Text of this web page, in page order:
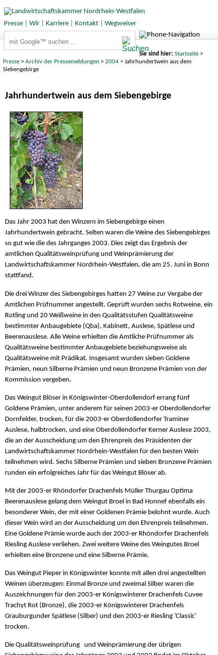
Presse| Wir| Karriere| Kontakt| Wegweiser
Sie sind hier: Startseite>
Presse >Archiv der Pressemeldungen > 2004 > Jahrhundertwein aus dem
Siebengebirge
Jahrhundertwein aus dem Siebengebirge
Das Jahr 2003 hat den Winzern im Siebengebirge einen
Jahrhundertwein gebracht. Selten waren die Weine des Siebengebirges
so gut wie die des Jahrganges 2003. Dies zeigt das Ergebnis der
amtlichen Qualitätsweinprüfung und Weinprämierung der
Landwirtschaftskammer Nordrhein-Westfalen, die am 25. Juni in Bonn
stattfand.
Die drei Winzer des Siebengebirges hatten 27 Weine zur Vergabe der
Amtlichen Prüfnummer angestellt. Geprüft wurden sechs Rotweine, ein
Rotling und 20 Weißweine in den Qualitätsstufen Qualitätsweine
bestimmter Anbaugebiete (Qba), Kabinett, Auslese, Spätlese und
Beerenauslese. Alle Weine erhielten die Amtliche Prüfnummer als
Qualitätsweine bestimmter Anbaugebiete beziehungsweise als
Qualitätsweine mit Prädikat. Insgesamt wurden sieben Goldene
Prämien, neun Silberne Prämien und neun Bronzene Prämien von der
Kommission vergeben.
Das Weingut Blöser in Königswinter-Oberdollendorf errang fünf
Goldene Prämien, unter anderem für seinen 2003-er Oberdollendorfer
Dornfelder, trocken, für die 2003-er Oberdollendorfer Traminer
Auslese, halbtrocken, und eine Oberdollendorfer Kerner Auslese 2003,
die an der Ausscheidung um den Ehrenpreis des Präsidenten der
Landwirtschaftskammer Nordrhein-Westfalen für den besten Wein
teilnehmen wird. Sechs Silberne Prämien und sieben Bronzene Prämien
runden ein erfolgreiches Jahr für das Weingut Blöser ab.
Mit der 2003-er Rhöndorfer Drachenfels Müller Thurgau Optima
Beerenauslese gelang dem Weingut Broel in Bad Honnef ebenfalls ein
besonderer Wein, der mit einer Goldenen Prämie belohnt wurde. Auch
dieser Wein wird an der Ausscheidung um den Ehrenpreis teilnehmen.
Eine Goldene Prämie wurde auch der 2003-er Rhöndorfer Drachenfels
Riesling Auslese verliehen. Zwei weitere Weine des Weingutes Broel
erhielten eine Bronzene und eine Silberne Prämie.
Das Weingut Pieper in Königswinter konnte mit allen drei angestellten
Weinen überzeugen: Einmal Bronze und zweimal Silber waren die
Auszeichnungen für den 2003-er Königswinterer Drachenfels Cuvee
Trachyt Rot (Bronze), die 2003-er Königswinterer Drachenfels
Grauburgunder Spätlese (Silber) und den 2003-er Riesling ’Classic’
trocken.
Die Qualitätsweinprüfung und Weinprämierung der übrigen